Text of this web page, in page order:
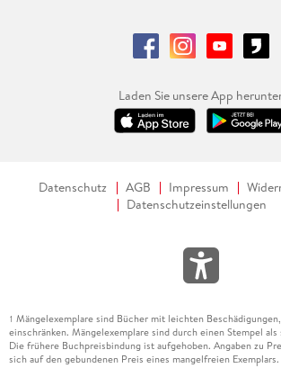
Laden Sie unsere App
Datenschutz AGB Impressum
Datenschutzeinstellungen
1 Mängelexemplare sind Bücher mit leichten
einschränken. Mängelexemplare sind durch einen Stempel
Die frühere Buchpreisbindung ist aufgehoben. Angaben zu
sich auf den gebundenen Preis eines mangelfreien Exemplars.